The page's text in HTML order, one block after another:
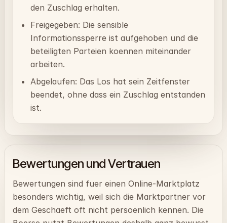
den Zuschlag erhalten.
Freigegeben: Die sensible
Informationssperre ist aufgehoben und die
beteiligten Parteien koennen miteinander
arbeiten.
Abgelaufen: Das Los hat sein Zeitfenster
beendet, ohne dass ein Zuschlag entstanden
ist.
Bewertungen und Vertrauen
Bewertungen sind fuer einen Online-Marktplatz
besonders wichtig, weil sich die Marktpartner vor
dem Geschaeft oft nicht persoenlich kennen. Die